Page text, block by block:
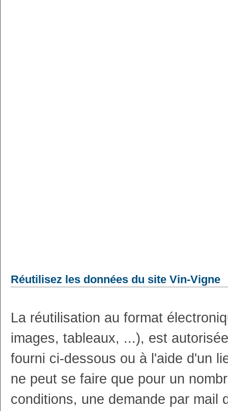
Réutilisez les données du site Vin-Vigne
La réutilisation au format
images, tableaux, ...), est
fourni ci-dessous ou à l'aide d'un
ne peut se faire que pour un
conditions, une demande par mail